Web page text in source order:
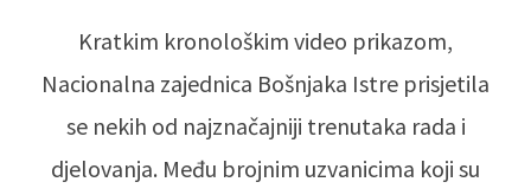
Kratkim kronološkim video prikazom,
Nacionalna zajednica Bošnjaka Istre prisjetila
se nekih od najznačajniji trenutaka rada i
djelovanja. Među brojnim uzvanicima koji su